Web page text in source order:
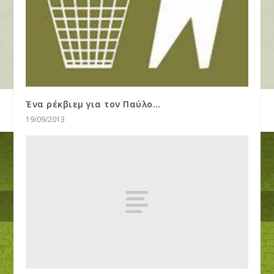
Ένα ρέκβιεμ για τον Παύλο…
19/09/2013